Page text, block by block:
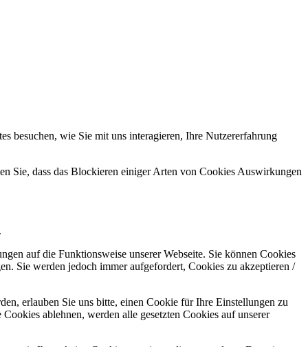
besuchen, wie Sie mit uns interagieren, Ihre Nutzererfahrung
Sie, dass das Blockieren einiger Arten von Cookies Auswirkungen
auf die Funktionsweise unserer Webseite. Sie können Cookies
Sie werden jedoch immer aufgefordert, Cookies zu akzeptieren /
erlauben Sie uns bitte, einen Cookie für Ihre Einstellungen zu
ablehnen, werden alle gesetzten Cookies auf unserer